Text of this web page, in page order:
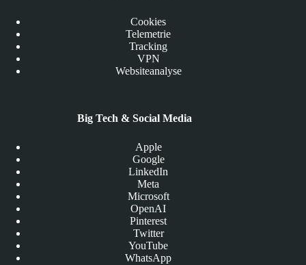
Cookies
Telemetrie
Tracking
VPN
Websiteanalyse
Big Tech & Social Media
Apple
Google
LinkedIn
Meta
Microsoft
OpenAI
Pinterest
Twitter
YouTube
WhatsApp